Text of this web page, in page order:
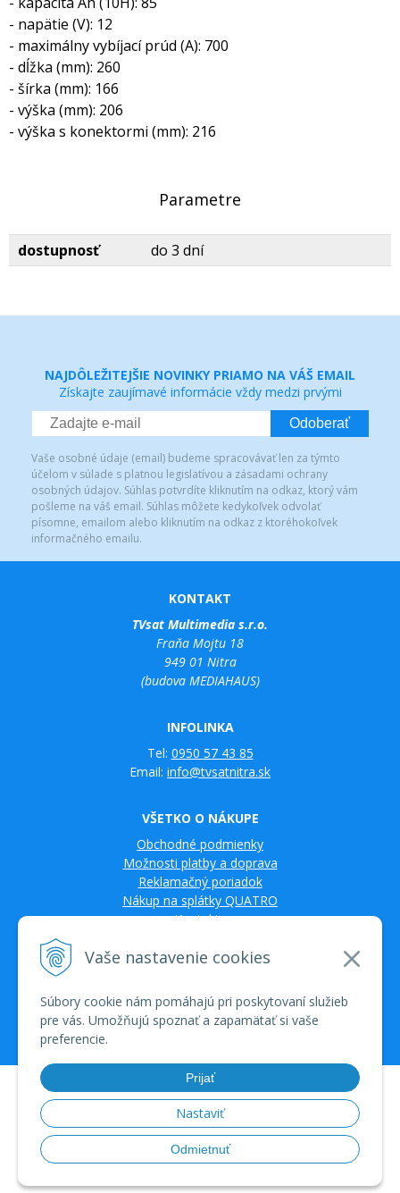
Vaše nastavenie cookies
Súbory cookie nám pomáhajú pri poskytovaní služieb
pre vás. Umožňujú spoznať a zapamätať si vaše
preferencie.
Prijať
Nastaviť
Odmietnuť
- napätie (V): 12
- maximálny vybíjací prúd (A): 700
- dĺžka (mm): 260
- šírka (mm): 166
- výška (mm): 206
- výška s konektormi (mm): 216
Parametre
dostupnosť do 3 dní
NAJDÔLEŽITEJŠIE NOVINKY PRIAMO NA VÁŠ EMAIL
Získajte zaujímavé informácie vždy medzi prvými
Odoberať
Vaše osobné údaje (email) budeme spracovávať len za týmto
účelom v súlade s platnou legislatívou a zásadami ochrany
osobných údajov. Súhlas potvrdíte kliknutím na odkaz, ktorý vám
pošleme na váš email. Súhlas môžete kedykoľvek odvolať
písomne, emailom alebo kliknutím na odkaz z ktoréhokoľvek
informačného emailu.
KONTAKT
TVsat Multimedia s.r.o.
Fraňa Mojtu 18
949 01 Nitra
(budova MEDIAHAUS)
INFOLINKA
Tel: 0950 57 43 85
Email: info@tvsatnitra.sk
VŠETKO O NÁKUPE
Obchodné podmienky
Možnosti platby a doprava
Reklamačný poriadok
Nákup na splátky QUATRO
Kontakty
© 2026 TV SAT Multimédiá • tvorba eshopu cez UNIobchod, webhosting
spoločnosti WEBYGROUP • dbartzvyšovanie návštevnosti•